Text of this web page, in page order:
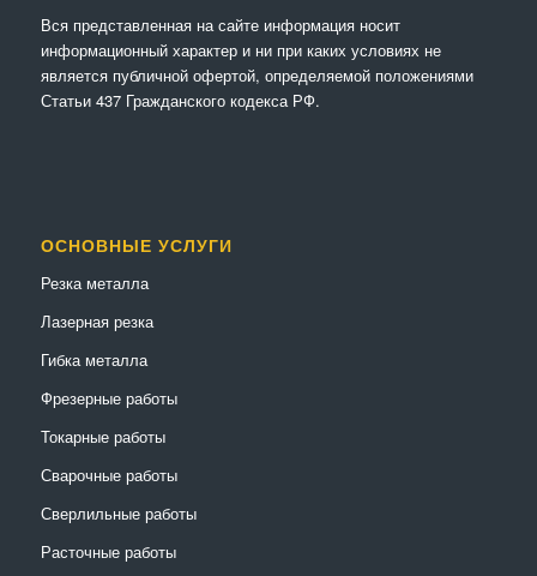
Вся представленная на сайте информация носит
информационный характер и ни при каких условиях не
является публичной офертой, определяемой положениями
Статьи 437 Гражданского кодекса РФ.
ОСНОВНЫЕ УСЛУГИ
Резка металла
Лазерная резка
Гибка металла
Фрезерные работы
Токарные работы
Сварочные работы
Сверлильные работы
Расточные работы